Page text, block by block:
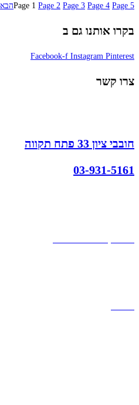
Page 1 Page 2 Page 3 Page 4 Page 5 הבא
בקרו אותנו גם ב
Facebook-f Instagram Pinterest
צרו קשר
חובבי ציון 33 פתח תקווה
03-931-5161